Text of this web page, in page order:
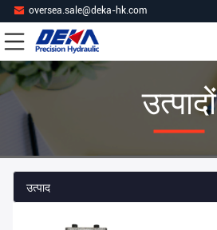
oversea.sale@deka-hk.com
उत्पादों
उत्पाद